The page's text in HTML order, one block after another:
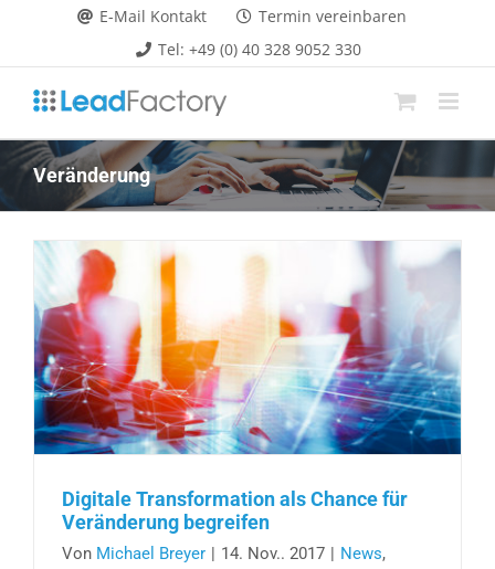
springen
E-Mail Kontakt
Termin vereinbaren
Tel: +49 (0) 40 328 9052 330
Veränderung
Digitale Transformation als Chance für
Veränderung begreifen
Von Michael Breyer | 14. Nov.. 2017 | News,